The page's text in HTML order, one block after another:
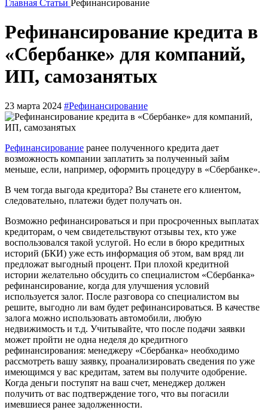
Главная Статьи Рефинансирование
Рефинансирование кредита в
«Сбербанке» для компаний,
ИП, самозанятых
23 марта 2024 #Рефинансирование
Рефинансирование ранее полученного кредита дает
возможность компании заплатить за полученный займ
меньше, если, например, оформить процедуру в «Сбербанке».
В чем тогда выгода кредитора? Вы станете его клиентом,
следовательно, платежи будет получать он.
Возможно рефинансироваться и при просроченных выплатах
кредиторам, о чем свидетельствуют отзывы тех, кто уже
воспользовался такой услугой. Но если в бюро кредитных
историй (БКИ) уже есть информация об этом, вам вряд ли
предложат выгодный процент. При плохой кредитной
истории желательно обсудить со специалистом «Сбербанка»
рефинансирование, когда для улучшения условий
используется залог. После разговора со специалистом вы
решите, выгодно ли вам будет рефинансироваться. В качестве
залога можно использовать автомобили, любую
недвижимость и т.д. Учитывайте, что после подачи заявки
может пройти не одна неделя до кредитного
рефинансирования: менеджеру «Сбербанка» необходимо
рассмотреть вашу заявку, проанализировать сведения по уже
имеющимся у вас кредитам, затем вы получите одобрение.
Когда деньги поступят на ваш счет, менеджер должен
получить от вас подтверждение того, что вы погасили
имевшиеся ранее задолженности.